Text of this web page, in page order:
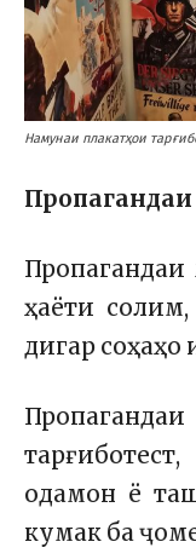
Намунаи плакатҳои
Пропагандаи
Пропагандаи
ҳаёти
дигар
одамон ё
кумак ба